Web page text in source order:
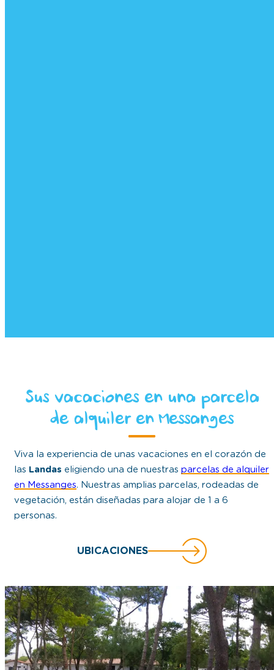
Sus vacaciones en una parcela
de alquiler en Messanges
Viva la experiencia de unas vacaciones en el corazón de
las Landas eligiendo una de nuestras parcelas de alquiler
en Messanges. Nuestras amplias parcelas, rodeadas de
vegetación, están diseñadas para alojar de 1 a 6
personas.
UBICACIONES